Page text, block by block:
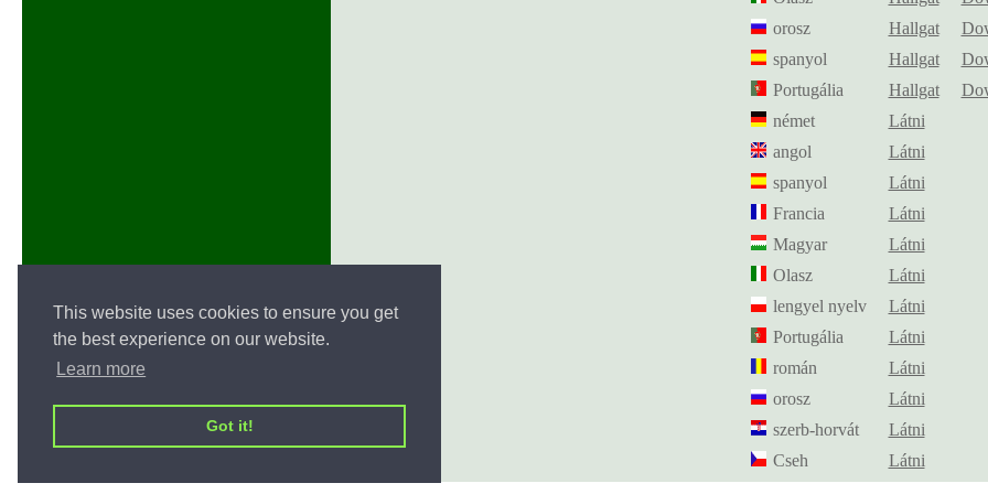
This website uses cookies to ensure you get
the best experience on our website.
Learn more
Got it!
orosz
Hallgat
spanyol
Hallgat
Portugália
Hallgat
német
Látni
angol
Látni
spanyol
Látni
Francia
Látni
Magyar
Látni
Olasz
Látni
lengyel nyelv
Látni
Portugália
Látni
román
Látni
orosz
Látni
szerb-horvát
Látni
Cseh
Látni